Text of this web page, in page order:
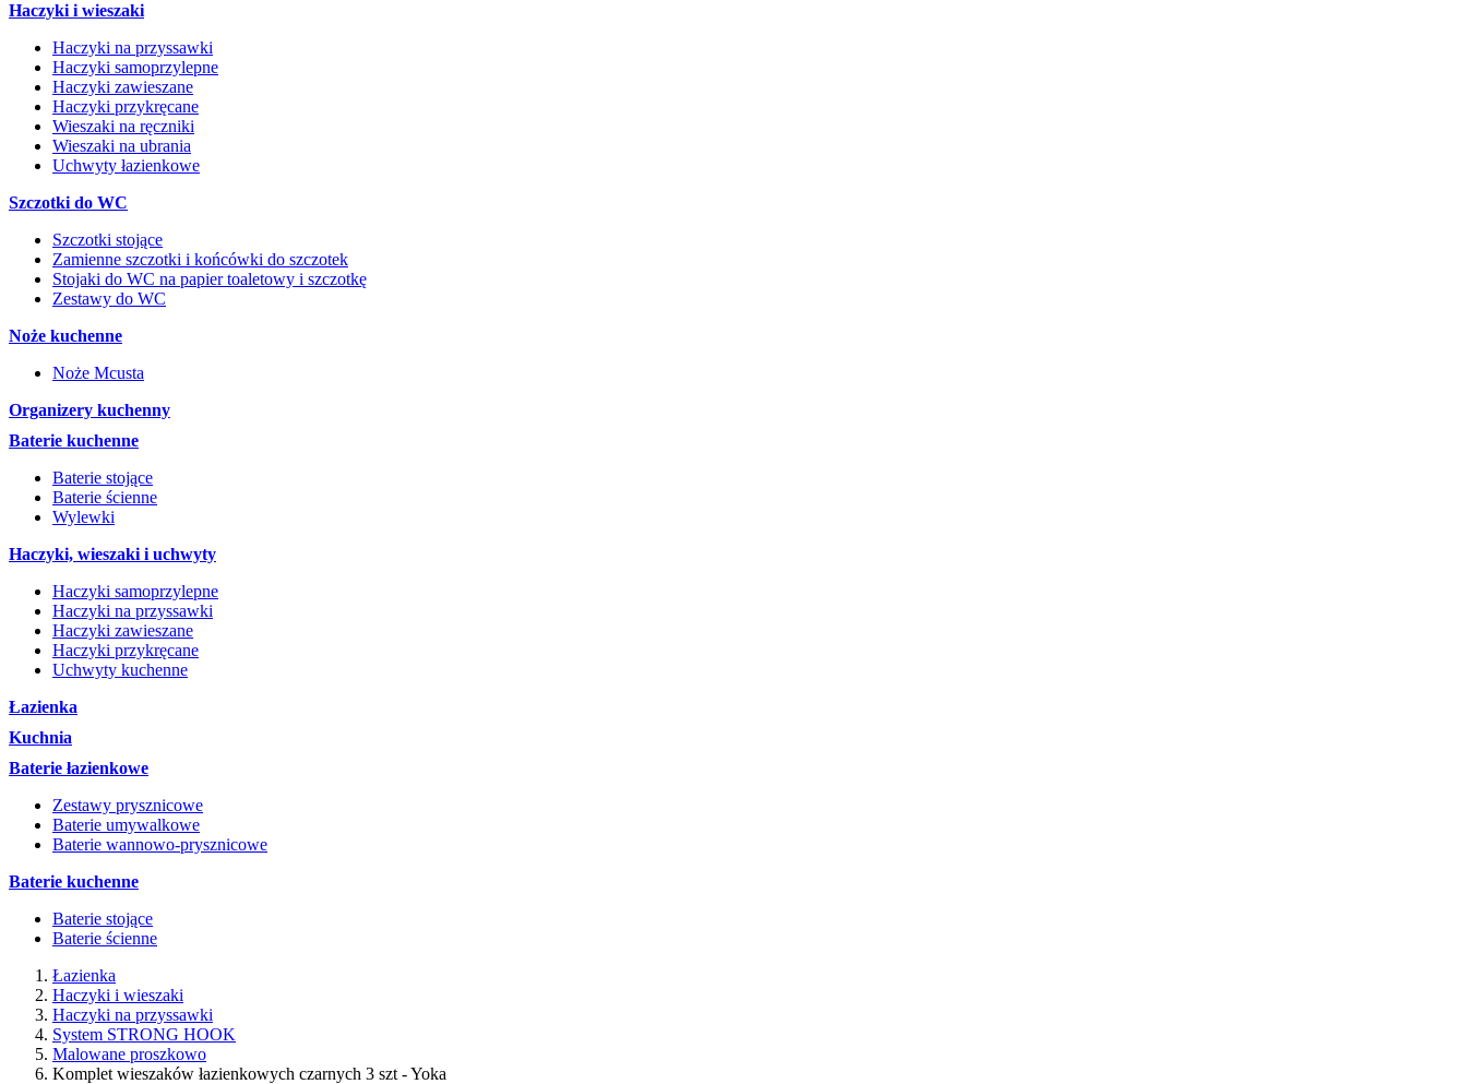
Haczyki i wieszaki
Haczyki na przyssawki
Haczyki samoprzylepne
Haczyki zawieszane
Haczyki przykręcane
Wieszaki na ręczniki
Wieszaki na ubrania
Uchwyty łazienkowe
Szczotki do WC
Szczotki stojące
Zamienne szczotki i końcówki do szczotek
Stojaki do WC na papier toaletowy i szczotkę
Zestawy do WC
Noże kuchenne
Noże Mcusta
Organizery kuchenny
Baterie kuchenne
Baterie stojące
Baterie ścienne
Wylewki
Haczyki, wieszaki i uchwyty
Haczyki samoprzylepne
Haczyki na przyssawki
Haczyki zawieszane
Haczyki przykręcane
Uchwyty kuchenne
Łazienka
Kuchnia
Baterie łazienkowe
Zestawy prysznicowe
Baterie umywalkowe
Baterie wannowo-prysznicowe
Baterie kuchenne
Baterie stojące
Baterie ścienne
Łazienka
Haczyki i wieszaki
Haczyki na przyssawki
System STRONG HOOK
Malowane proszkowo
Komplet wieszaków łazienkowych czarnych 3 szt - Yoka